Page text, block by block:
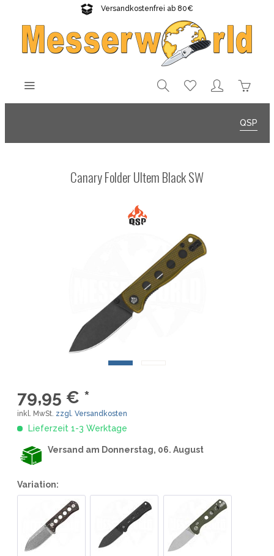
Versandkostenfrei ab 80€
Gratisversand sichern!
QSP
Canary Folder Ultem Black SW
79,95 € *
inkl. MwSt. zzgl. Versandkosten
Lieferzeit 1-3 Werktage
Versand am Donnerstag, 06. August
Variation: